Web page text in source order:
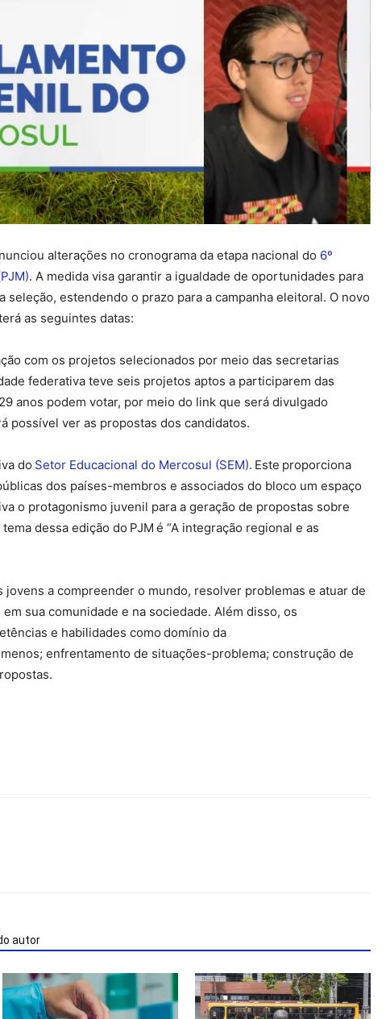
alterações no cronograma da etapa nacional do 6º
. A medida visa garantir a igualdade de oportunidades para
estendendo o prazo para a campanha eleitoral. O novo
as seguintes datas:
com os projetos selecionados por meio das secretarias
federativa teve seis projetos aptos a participarem das
anos podem votar, por meio do link que será divulgado
possível ver as propostas dos candidatos.
do Setor Educacional do Mercosul (SEM). Este proporciona
dos países-membros e associados do bloco um espaço
o protagonismo juvenil para a geração de propostas sobre
dessa edição do PJM é “A integração regional e as
jovens a compreender o mundo, resolver problemas e atuar de
sua comunidade e na sociedade. Além disso, os
e habilidades como domínio da
enfrentamento de situações-problema; construção de
autor